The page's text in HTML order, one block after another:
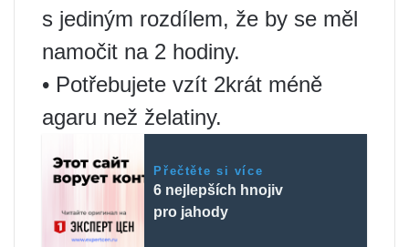
s jediným rozdílem, že by se měl
namočit na 2 hodiny.
• Potřebujete vzít 2krát méně
agaru než želatiny.
Přečtěte si více
6 nejlepších hnojiv
pro jahody